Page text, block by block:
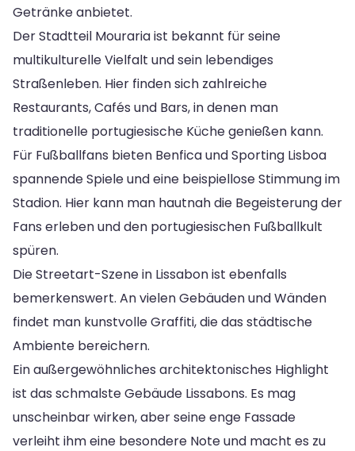
Getränke anbietet.
Der Stadtteil Mouraria ist bekannt für seine
multikulturelle Vielfalt und sein lebendiges
Straßenleben. Hier finden sich zahlreiche
Restaurants, Cafés und Bars, in denen man
traditionelle portugiesische Küche genießen kann.
Für Fußballfans bieten Benfica und Sporting Lisboa
spannende Spiele und eine beispiellose Stimmung im
Stadion. Hier kann man hautnah die Begeisterung der
Fans erleben und den portugiesischen Fußballkult
spüren.
Die Streetart-Szene in Lissabon ist ebenfalls
bemerkenswert. An vielen Gebäuden und Wänden
findet man kunstvolle Graffiti, die das städtische
Ambiente bereichern.
Ein außergewöhnliches architektonisches Highlight
ist das schmalste Gebäude Lissabons. Es mag
unscheinbar wirken, aber seine enge Fassade
verleiht ihm eine besondere Note und macht es zu